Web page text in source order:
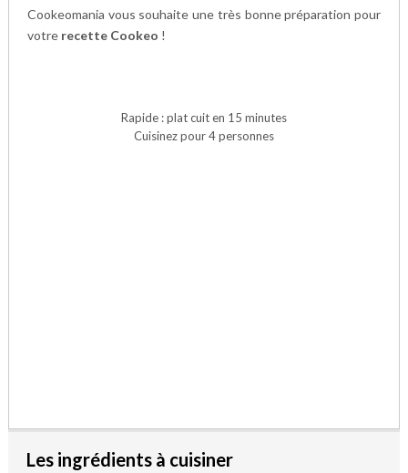
Cookeomania vous souhaite une très bonne préparation pour
votre recette Cookeo !
Rapide : plat cuit en 15 minutes
Cuisinez pour 4 personnes
Les ingrédients à cuisiner